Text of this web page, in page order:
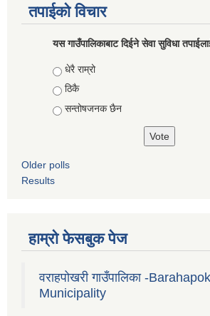
तपाईको विचार
यस गाउँपालिकाबाट दिईने सेवा सुविधा
Choices
धेरै राम्रो
ठिकै
सन्तोषजनक छैन
Older polls
Results
हाम्रो फेसबुक पेज
वराहपोखरी गाउँपालिका -
Municipality